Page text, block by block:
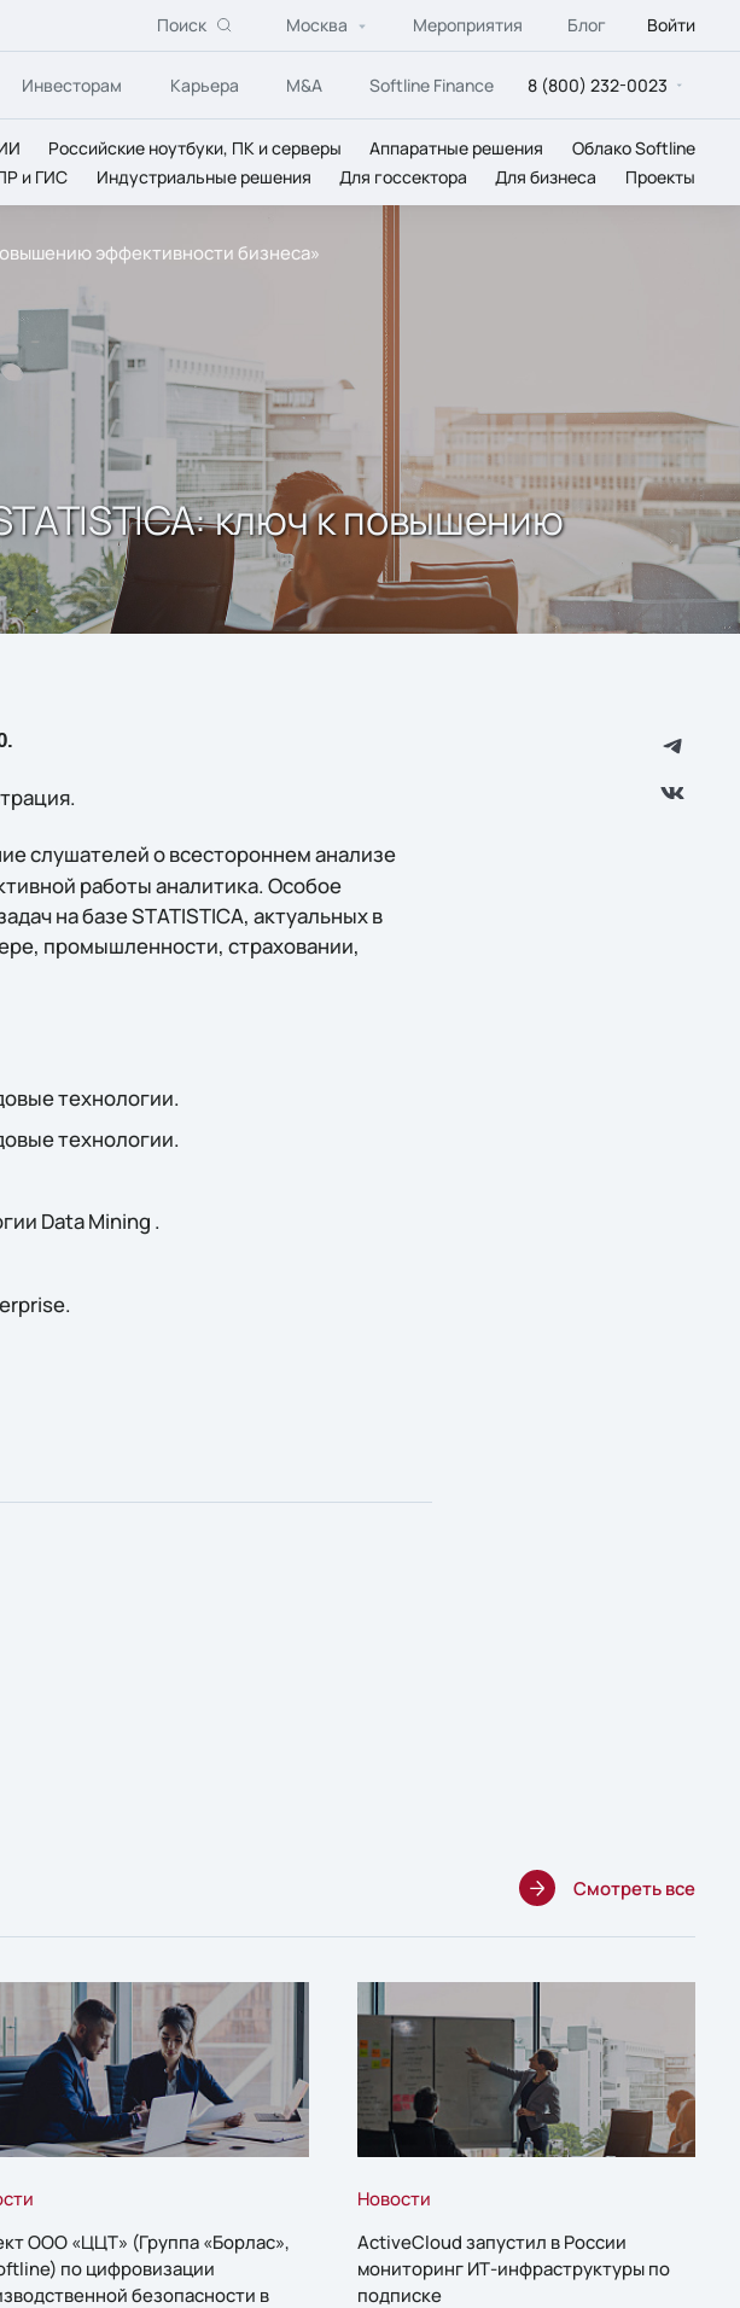
Поиск Москва Мероприятия Блог Войти
Инвесторам Карьера M&A Softline Finance 8 (800) 232-0023
Российские ноутбуки, ПК и серверы Аппаратные решения
Облако Softline
и ГИС
Индустриальные решения Для госсектора Для бизнеса Проекты
эффективности бизнеса»
ключ к повышению
слушателей о всестороннем анализе
работы аналитика. Особое
на базе STATISTICA, актуальных в
промышленности, страховании,
технологии.
технологии.
Data Mining .
Смотреть все
ООО «ЦЦТ» (Группа «Борлас»,
по цифровизации
безопасности в
Новости
ActiveCloud запустил в России
мониторинг ИТ-инфраструктуры по
подписке